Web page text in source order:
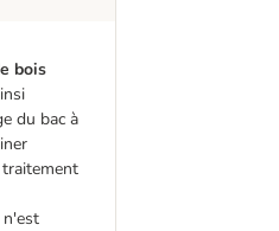
bois
du bac à
n'est